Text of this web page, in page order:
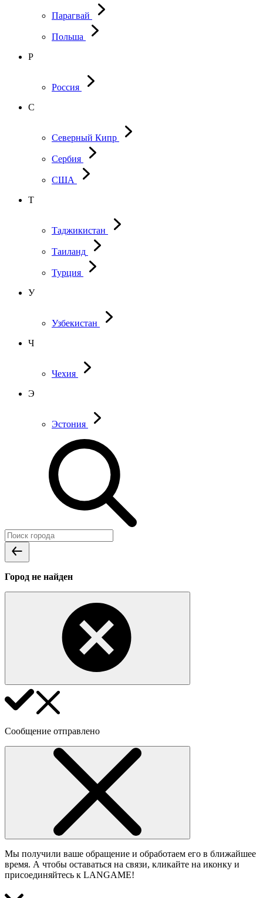
Парагвай
Польша
Р
Россия
С
Северный Кипр
Сербия
США
Т
Таджикистан
Таиланд
Турция
У
Узбекистан
Ч
Чехия
Э
Эстония
Город не найден
Сообщение отправлено
Мы получили ваше обращение и обработаем его в ближайшее
время. А чтобы оставаться на связи, кликайте на иконку и
присоединяйтесь к LANGAME!